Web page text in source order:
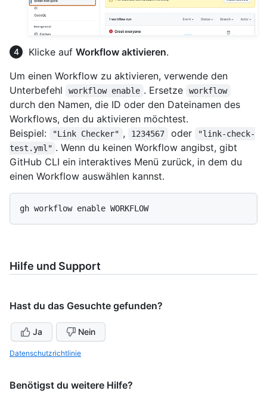
Klicke auf Workflow aktivieren.
Um einen Workflow zu aktivieren, verwende den
Unterbefehl
workflow enable . Ersetze workflow
durch den Namen, die ID oder den Dateinamen des
Workflows, den du aktivieren möchtest.
Beispiel:
"Link Checker" , 1234567 oder
"link-check-
test.yml" . Wenn du keinen Workflow angibst, gibt
GitHub CLI ein interaktives Menü zurück, in dem du
einen Workflow auswählen kannst.
Hilfe und Support
Hast du das Gesuchte gefunden?
Ja Nein
Datenschutzrichtlinie
Benötigst du weitere Hilfe?